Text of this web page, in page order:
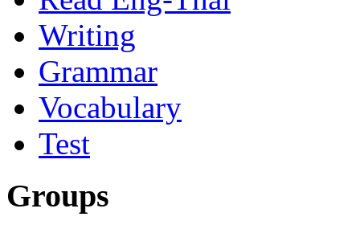
Writing
Grammar
Vocabulary
Test
Groups